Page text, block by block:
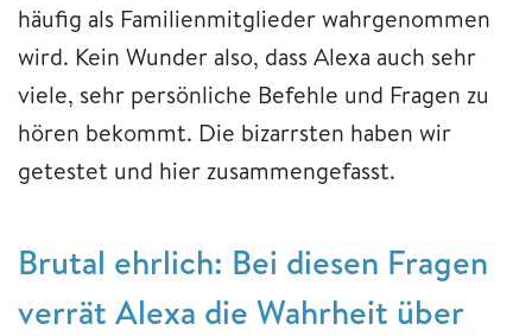
häufig als Familienmitglieder wahrgenommen
wird. Kein Wunder also, dass Alexa auch sehr
viele, sehr persönliche Befehle und Fragen zu
hören bekommt. Die bizarrsten haben wir
getestet und hier zusammengefasst.
Brutal ehrlich: Bei diesen Fragen
verrät Alexa die Wahrheit über